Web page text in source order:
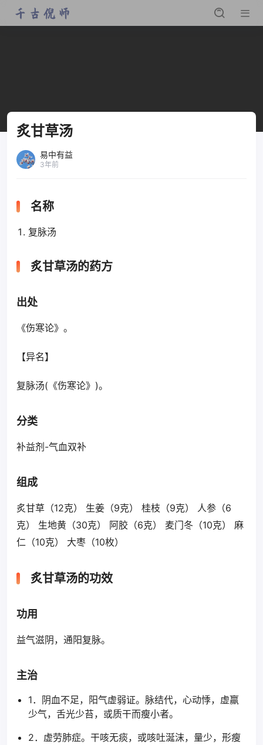
炙甘草汤
易中有益
3年前
名称
复脉汤
炙甘草汤的药方
出处
《伤寒论》。
【异名】
复脉汤(《伤寒论》)。
分类
补益剂-气血双补
组成
炙甘草（12克） 生姜（9克） 桂枝（9克） 人参（6
克） 生地黄（30克） 阿胶（6克） 麦门冬（10克） 麻
仁（10克） 大枣（10枚）
炙甘草汤的功效
功用
益气滋阴，通阳复脉。
主治
1．阴血不足，阳气虚弱证。脉结代，心动悸，虚羸
少气，舌光少苔，或质干而瘦小者。
2．虚劳肺症。干咳无痰，或咳吐涎沫，量少，形瘦